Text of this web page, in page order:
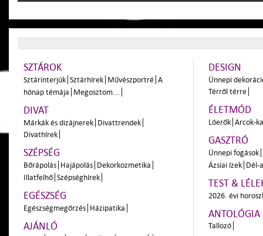
SZTÁROK
Sztárinterjúk Sztárhírek Művészportré A
hónap témája Megosztom...
DIVAT
Márkák és dizájnerek Divattrendek
Divathírek
SZÉPSÉG
Bőrápolás Hajápolás Dekorkozmetika
Illatfelhő Szépséghírek
EGÉSZSÉG
Egészségmegőrzés Házipatika
AJÁNLÓ
DESIGN
Ünnepi
Térről térre
ÉLETMÓD
Lóerők Arcok-
GASZTRÓ
Ünnepi fogások
Ázsiai ízek Dél-
TEST &
2026. évi
ANTOLÓGIA
Tallozó